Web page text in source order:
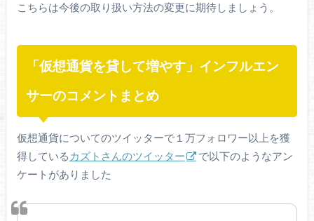
こちらは今後の取り扱い方法の変更に期待しましょう。
「仮想通貨を貸して増やす」インフルエン
サーのコメントまとめ
仮想通貨についてのツイッターで１万フォロワー以上を獲
得している カズトさんのツイッター
で以下のようなアン
ケートがありました